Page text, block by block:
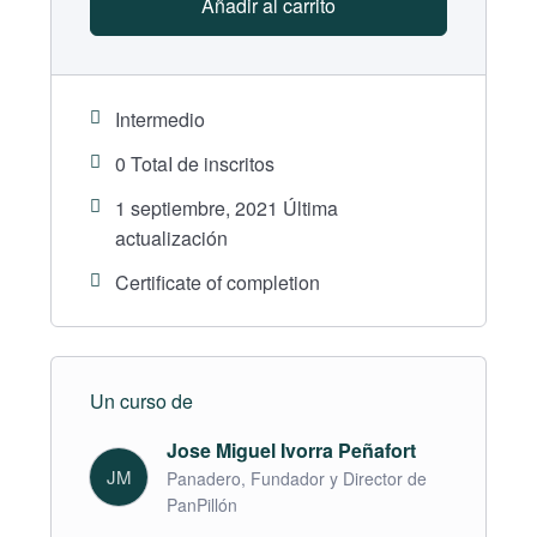
panadería. Conoce y explora el proceso estándar
de panificación y sus pasos. Aprende a formular,
estandarizar y comprender las recetas panaderas.
Identifica los utensilios esenciales y opcionales
para el manejo de diferentes tipos de masas.
Clases en vivo + documentos descargables.
Módulo 2 – Costos de producción
Inicia el 5 de febrero y termina el 19 de febrero
Aprende a estandarizar los costos de materia
prima. Identifica y calcula los costos de producción.
Añadir al carrito
Intermedio
0 TotaI de inscritos
1 septiembre, 2021 Última
actualización
Certificate of completion
Un curso de
JM
Jose Miguel Ivorra Peñafort
Panadero, Fundador y Director de
PanPillón